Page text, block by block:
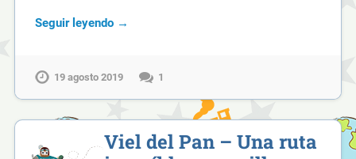
Seguir leyendo →
19 agosto 2019 1
Viel del Pan – Una ruta